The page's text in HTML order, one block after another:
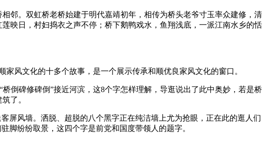
。双虹桥老桥始建于明代嘉靖初年，相传为桥头老爷寸玉率众建修，清
映日，村妇捣衣之声不停；桥下鹅鸭戏水，鱼翔浅底，一派江南水乡的恬
风文化的十多个故事，是一个展示传承和顺优良家风文化的窗口。
倒碑修碑倒”接近河滨，这8个字怎样理解，导逛说出了此中奥妙，若是桥
了。
风墙。洒脱、超脱的八个黑字正在纯洁墙上尤为抢眼，正在此的逛人们
脚纷纷取景，这四个字是前党和国度带领人的题字。